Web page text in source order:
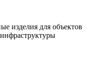
изделия для объектов